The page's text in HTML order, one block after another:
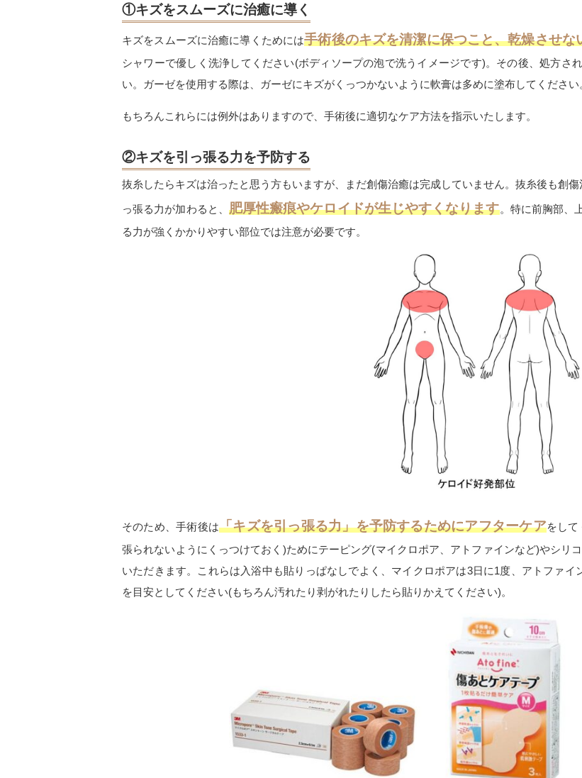
①キズをスムーズに治癒に導く
キズをスムーズに治癒に導くためには手術後のキズを清潔に保つこと、乾燥させな
シャワーで優しく洗浄してください(ボディソープの泡で洗うイメージです)。その後、処方さ
い。ガーゼを使用する際は、ガーゼにキズがくっつかないように軟膏は多めに塗布してください
もちろんこれらには例外はありますので、手術後に適切なケア方法を指示いたします。
②キズを引っ張る力を予防する
抜糸したらキズは治ったと思う方もいますが、まだ創傷治癒は完成していません。抜糸後も創
っ張る力が加わると、 肥厚性瘢痕やケロイドが生じやすくなります。特に前胸部、
る力が強くかかりやすい部位では注意が必要です。
そのため、手術後は「キズを引っ張る力」を予防するためにアフターケアをして
張られないようにくっつけておく )ためにテーピング(マイクロポア、アトファインなど)やシリ
いただきます。これらは入浴中も貼りっぱなしでよく、マイクロポアは3日に1度、アトファイ
を目安としてください(もちろん汚れたり剥がれたりしたら貼りかえてください)。